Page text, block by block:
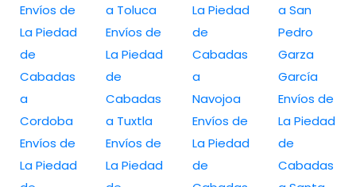
Envíos de
La Piedad
de
Cabadas
a
Cordoba
Envíos de
La Piedad
a Toluca
Envíos de
La Piedad
de
Cabadas
a Tuxtla
Envíos de
La Piedad
La Piedad
de
Cabadas
a
Navojoa
Envíos de
La Piedad
de
a San
Pedro
Garza
García
Envíos de
La Piedad
de
Cabadas